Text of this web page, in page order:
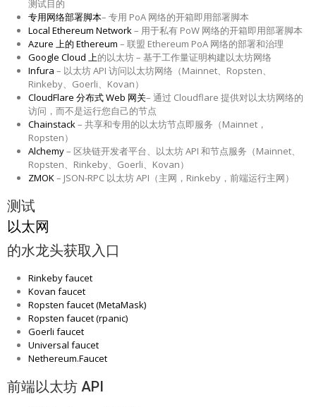
测试目的
专用网络部署脚本– 专用 PoA 网络的开箱即用部署脚本
Local Ethereum Network– 用于私有 PoW 网络的开箱即用部署脚本
Azure 上的 Ethereum – 联盟 Ethereum PoA 网络的部署和治理
Google Cloud 上的以太坊 – 基于工作量证明构建以太坊网络
Infura – 以太坊 API 访问以太坊网络（Mainnet、Ropsten、
Rinkeby、Goerli、Kovan）
CloudFlare 分布式 Web 网关– 通过 Cloudflare 提供对以太坊网络的
访问，而不是运行您自己的节点
Chainstack– 共享和专用的以太坊节点即服务（Mainnet，
Ropsten）
Alchemy– 区块链开发者平台、以太坊 API 和节点服务（Mainnet、
Ropsten、Rinkeby、Goerli、Kovan）
ZMOK– JSON-RPC 以太坊 API（主网，Rinkeby，前端运行主网）
测试
以太网
的水龙头获取入口
Rinkeby faucet
Kovan faucet
Ropsten faucet (MetaMask)
Ropsten faucet (rpanic)
Goerli faucet
Universal faucet
Nethereum.Faucet
前端以太坊 API